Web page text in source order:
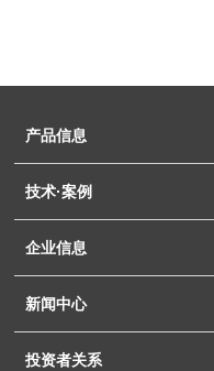
产品信息
技术·案例
企业信息
新闻中心
投资者关系